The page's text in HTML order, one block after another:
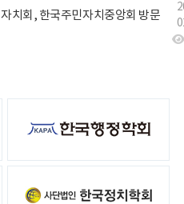
치회, 한국주민자치중앙회 방문